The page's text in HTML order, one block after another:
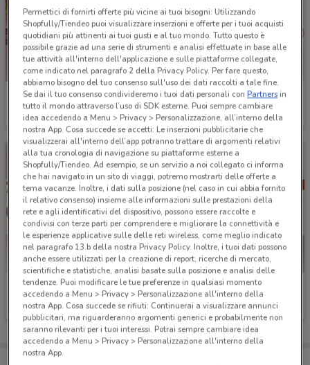
Burger King
Scade il 31/08 1.7 km
Burger King
Scade il 07/09 1.7 km
Burger King
Scade il 14/12 1.7 km
Burger King
Scade il 31/12 1.7 km
Permettici di fornirti offerte più vicine ai tuoi bisogni: Utilizzando
Shopfully/Tiendeo puoi visualizzare inserzioni e offerte per i tuoi acquisti
quotidiani più attinenti ai tuoi gusti e al tuo mondo. Tutto questo è
possibile grazie ad una serie di strumenti e analisi effettuate in base alle
tue attività all'interno dell'applicazione e sulle piattaforme collegate,
come indicato nel paragrafo 2 della Privacy Policy. Per fare questo,
abbiamo bisogno del tuo consenso sull'uso dei dati raccolti a tale fine.
Se dai il tuo consenso condivideremo i tuoi dati personali conPartnersin
tutto il mondo attraverso l’uso di SDK esterne. Puoi sempre cambiare
idea accedendo a Menu > Privacy > Personalizzazione, all’interno della
nostra App. Cosa succede se accetti: Le inserzioni pubblicitarie che
visualizzerai all'interno dell’app potranno trattare di argomenti relativi
alla tua cronologia di navigazione su piattaforme esterne a
Shopfully/Tiendeo. Ad esempio, se un servizio a noi collegato ci informa
che hai navigato in un sito di viaggi, potremo mostrarti delle offerte a
tema vacanze. Inoltre, i dati sulla posizione (nel caso in cui abbia fornito
il relativo consenso) insieme alle informazioni sulle prestazioni della
rete e agli identificativi del dispositivo, possono essere raccolte e
condivisi con terze parti per comprendere e migliorare la connettività e
le esperienze applicative sulle delle reti wireless, come meglio indicato
nel paragrafo 13.b della nostra Privacy Policy. Inoltre, i tuoi dati possono
anche essere utilizzati per la creazione di report, ricerche di mercato,
scientifiche e statistiche, analisi basate sulla posizione e analisi delle
tendenze. Puoi modificare le tue preferenze in qualsiasi momento
accedendo a Menu > Privacy > Personalizzazione all'interno della
nostra App. Cosa succede se rifiuti: Continuerai a visualizzare annunci
pubblicitari, ma riguarderanno argomenti generici e probabilmente non
saranno rilevanti per i tuoi interessi. Potrai sempre cambiare idea
accedendo a Menu > Privacy > Personalizzazione all'interno della
nostra App.